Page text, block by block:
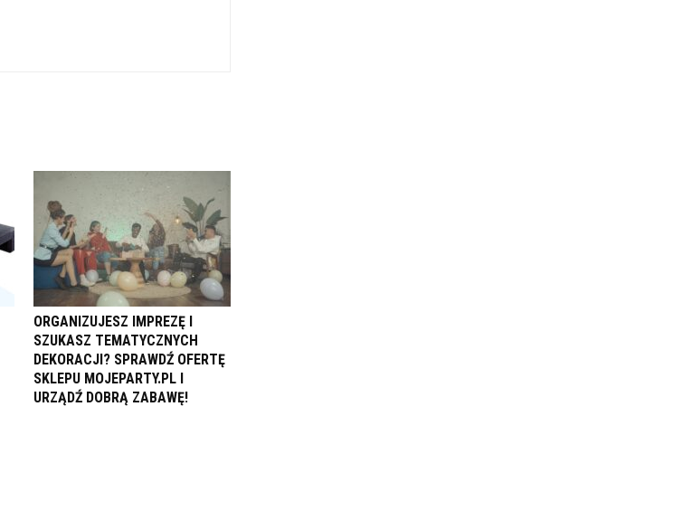
ORGANIZUJESZ IMPREZĘ I
SZUKASZ TEMATYCZNYCH
DEKORACJI? SPRAWDŹ OFERTĘ
SKLEPU MOJEPARTY.PL I
URZĄDŹ DOBRĄ ZABAWĘ!